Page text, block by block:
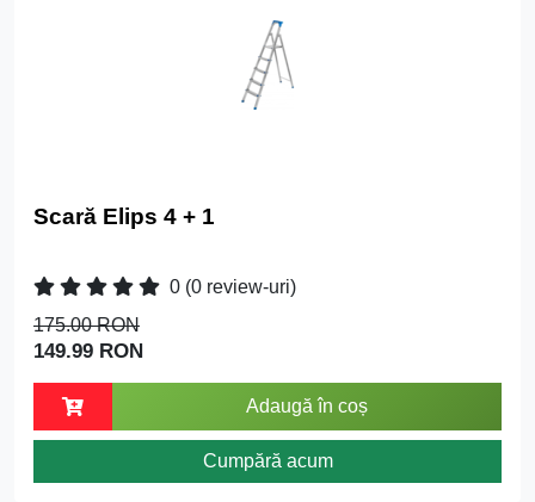
Scară Elips 4 + 1
0 (0 review-uri)
175.00 RON
149.99 RON
Adaugă în coș
Cumpără acum